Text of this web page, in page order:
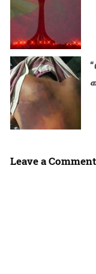
Leave a Comment